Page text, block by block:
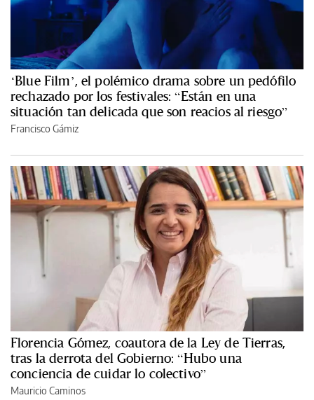
‘Blue Film’, el polémico drama sobre un pedófilo
rechazado por los festivales: “Están en una
situación tan delicada que son reacios al riesgo”
Francisco Gámiz
Florencia Gómez, coautora de la Ley de Tierras,
tras la derrota del Gobierno: “Hubo una
conciencia de cuidar lo colectivo”
Mauricio Caminos